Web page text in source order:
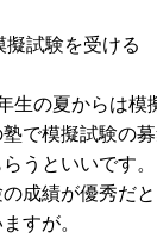
試験を受ける
生の夏からは模
で模擬試験の
うといいです。
成績が優秀だ
すが。